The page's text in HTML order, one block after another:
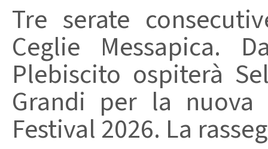
Tre serate
Ceglie Messapica.
Plebiscito ospiterà
Grandi per la
Festival 2026. La